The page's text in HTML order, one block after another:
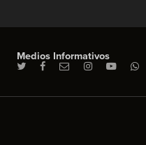
Medios Informativos